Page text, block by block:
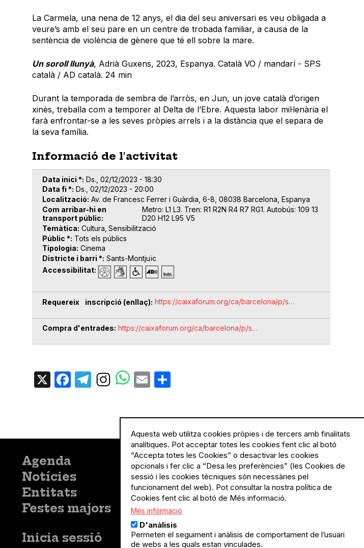
La Carmela, una nena de 12 anys, el dia del seu aniversari es veu obligada a
veure’s amb el seu pare en un centre de trobada familiar, a causa de la
sentència de violència de gènere que té ell sobre la mare.
Un soroll llunyà, Adrià Guxens, 2023, Espanya. Català VO / mandarí - SPS
català / AD català. 24 min
Durant la temporada de sembra de l’arròs, en Jun, un jove català d’origen
xinès, treballa com a temporer al Delta de l’Ebre. Aquesta labor mil·lenària el
farà enfrontar-se a les seves pròpies arrels i a la distància que el separa de
la seva família.
Informació de l'activitat
Data inici * Ds., 02/12/2023 - 18:30
Data fi * Ds., 02/12/2023 - 20:00
Localització Av. de Francesc Ferrer i Guàrdia, 6-8, 08038 Barcelona, Espanya
Com arribar-hi en
transport públic
Metro: L1 L3. Tren: R1 R2N R4 R7 RG1. Autobús: 109 13
D20 H12 L95 V5
Temàtica Cultura Sensibilització
Públic * Tots els públics
Tipologia Cinema
Districte i barri * Sants-Montjuïc
Accessibilitat
Requereix inscripció (enllaç) https://caixaforum.org/ca/barcelona/p/s…
Compra d'entrades https://caixaforum.org/ca/barcelona/p/s…
X Facebook
TelegramEmail
Menú
principal
Agenda
Notícies
Entitats
Festes majors
Menú
del
Inicia sessió
Menú
Legal
Política de privacitat
Avís legal
Política de cookies
El Quèdequè no es fa
organitzadors.
Aquesta web utilitza cookies pròpies i de tercers amb finalitats
analítiques. Pot acceptar totes les cookies fent clic al botó
“Accepta totes les Cookies” o desactivar les cookies
opcionals i fer clic a “Desa les preferències” (les Cookies de
sessió i les cookies tècniques són necessàries pel
funcionament del web). Pot consultar la nostra política de
Cookies fent clic al botó de Més informació.
Més informació
D'anàlisis
Permeten el seguiment i anàlisis de comportament de l’usuari
de webs a les quals estan vinculades.